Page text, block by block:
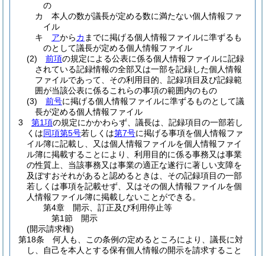
の
カ
本人の数が議長が定める数に満たない個人情報ファ
イル
キ
アからカ までに掲げる個人情報ファイルに準ずるも
のとして議長が定める個人情報ファイル
(2)
前項の規定による公表に係る個人情報ファイルに記録
されている記録情報の全部又は一部を記録した個人情報
ファイルであって、その利用目的、記録項目及び記録範
囲が当該公表に係るこれらの事項の範囲内のもの
(3)
前号に掲げる個人情報ファイルに準ずるものとして議
長が定める個人情報ファイル
3
第1項の規定にかかわらず、議長は、記録項目の一部若し
くは同項第5号若しくは第7号に掲げる事項を個人情報ファ
イル簿に記載し、又は個人情報ファイルを個人情報ファイ
ル簿に掲載することにより、利用目的に係る事務又は事業
の性質上、当該事務又は事業の適正な遂行に著しい支障を
及ぼすおそれがあると認めるときは、その記録項目の一部
若しくは事項を記載せず、又はその個人情報ファイルを個
人情報ファイル簿に掲載しないことができる。
第4章
開示、訂正及び利用停止等
第1節
開示
(開示請求権)
第18条
何人も、この条例の定めるところにより、議長に対
し、自己を本人とする保有個人情報の開示を請求すること